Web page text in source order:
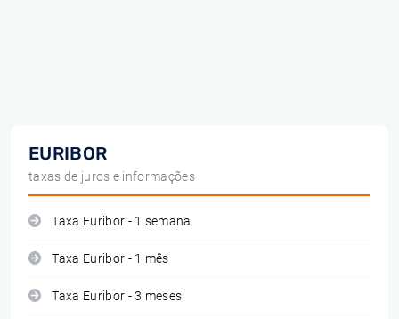
EURIBOR
taxas de juros e informações
Taxa Euribor - 1 semana
Taxa Euribor - 1 mês
Taxa Euribor - 3 meses